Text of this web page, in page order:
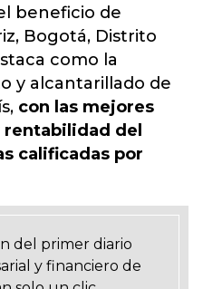
beneficio de
Bogotá, Distrito
como la
y alcantarillado de
con las mejores
del
calificadas por
del primer diario
y financiero de